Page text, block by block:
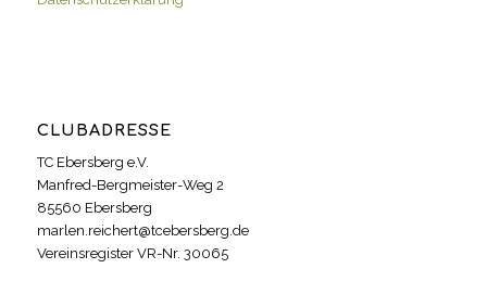
CLUBADRESSE
TC Ebersberg e.V.
Manfred-Bergmeister-Weg 2
85560 Ebersberg
marlen.reichert@tcebersberg.de
Vereinsregister VR-Nr. 30065